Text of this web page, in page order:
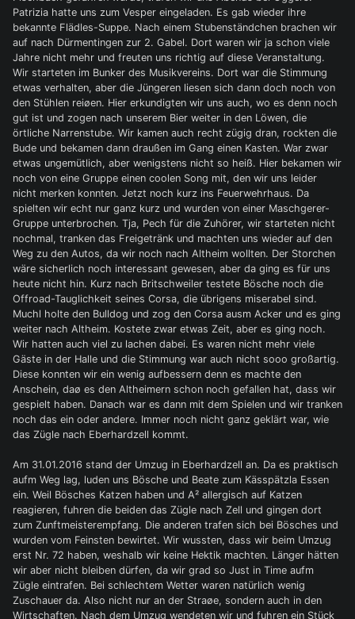
Patrizia hatte uns zum Vesper eingeladen. Es gab wieder ihre
bekannte Flädles-Suppe. Nach einem Stubenständchen brachen wir
auf nach Dürmentingen zur 2. Gabel. Dort waren wir ja schon viele
Jahre nicht mehr und freuten uns richtig auf diese Veranstaltung.
Wir starteten im Bunker des Musikvereins. Dort war die Stimmung
etwas verhalten, aber die Jüngeren liesen sich dann doch noch von
den Stühlen reiøen. Hier erkundigten wir uns auch, wo es denn noch
gut ist und zogen nach unserem Bier weiter in den Löwen, die
örtliche Narrenstube. Wir kamen auch recht zügig dran, rockten die
Bude und bekamen dann draußen im Gang einen Kasten. War zwar
etwas ungemütlich, aber wenigstens nicht so heiß. Hier bekamen wir
noch von eine Gruppe einen coolen Song mit, den wir uns leider
nicht merken konnten. Jetzt noch kurz ins Feuerwehrhaus. Da
spielten wir echt nur ganz kurz und wurden von einer Maschgerer-
Gruppe unterbrochen. Tja, Pech für die Zuhörer, wir starteten nicht
nochmal, tranken das Freigetränk und machten uns wieder auf den
Weg zu den Autos, da wir noch nach Altheim wollten. Der Storchen
wäre sicherlich noch interessant gewesen, aber da ging es für uns
heute nicht hin. Kurz nach Britschweiler testete Bösche noch die
Offroad-Tauglichkeit seines Corsa, die übrigens miserabel sind.
Muchl holte den Bulldog und zog den Corsa ausm Acker und es ging
weiter nach Altheim. Kostete zwar etwas Zeit, aber es ging noch.
Wir hatten auch viel zu lachen dabei. Es waren nicht mehr viele
Gäste in der Halle und die Stimmung war auch nicht sooo großartig.
Diese konnten wir ein wenig aufbessern denn es machte den
Anschein, daø es den Altheimern schon noch gefallen hat, dass wir
gespielt haben. Danach war es dann mit dem Spielen und wir tranken
noch das ein oder andere. Immer noch nicht ganz geklärt war, wie
das Zügle nach Eberhardzell kommt.
Am 31.01.2016 stand der Umzug in Eberhardzell an. Da es praktisch
aufm Weg lag, luden uns Bösche und Beate zum Kässpätzla Essen
ein. Weil Bösches Katzen haben und A² allergisch auf Katzen
reagieren, fuhren die beiden das Zügle nach Zell und gingen dort
zum Zunftmeisterempfang. Die anderen trafen sich bei Bösches und
wurden vom Feinsten bewirtet. Wir wussten, dass wir beim Umzug
erst Nr. 72 haben, weshalb wir keine Hektik machten. Länger hätten
wir aber nicht bleiben dürfen, da wir grad so Just in Time aufm
Zügle eintrafen. Bei schlechtem Wetter waren natürlich wenig
Zuschauer da. Also nicht nur an der Straøe, sondern auch in den
Wirtschaften. Nach dem Umzug wendeten wir und fuhren ein Stück